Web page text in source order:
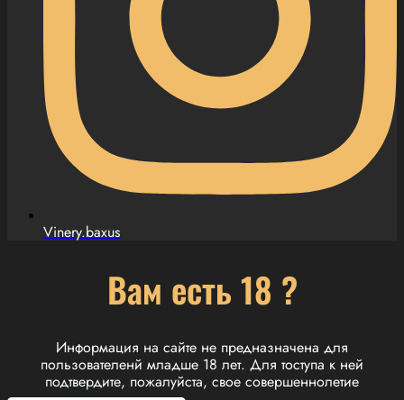
Vinery.baxus
Вам есть 18 ?
Информация на сайте не предназначена для
пользователенй младше 18 лет. Для тоступа к ней
подтвердите, пожалуйста, свое совершеннолетие